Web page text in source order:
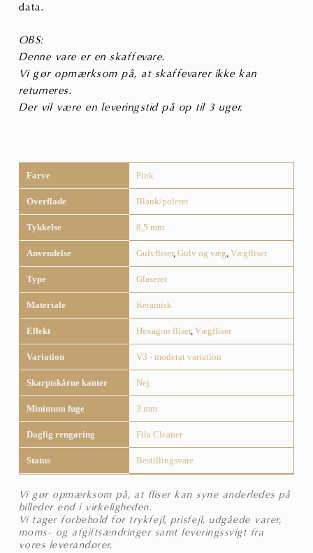
data.
OBS:
Denne vare er en skaffevare.
Vi gør opmærksom på, at skaffevarer ikke kan
returneres.
Der vil være en leveringstid på op til 3 uger.
Farve Pink
Overflade Blank/poleret
Tykkelse 8,5 mm
Anvendelse Gulvfliser, Gulv og væg, Vægfliser
Type Glaseret
Materiale Keramisk
Effekt Hexagon fliser, Vægfliser
Variation V3 - moderat variation
Skarptskårne kanter Nej
Minimum fuge 3 mm
Daglig rengøring Fila Cleaner
Status Bestillingsvare
Vi gør opmærksom på, at fliser kan syne anderledes på
billeder end i virkeligheden.
Vi tager forbehold for trykfejl, prisfejl, udgåede varer,
moms- og afgiftsændringer samt leveringssvigt fra
vores leverandører.